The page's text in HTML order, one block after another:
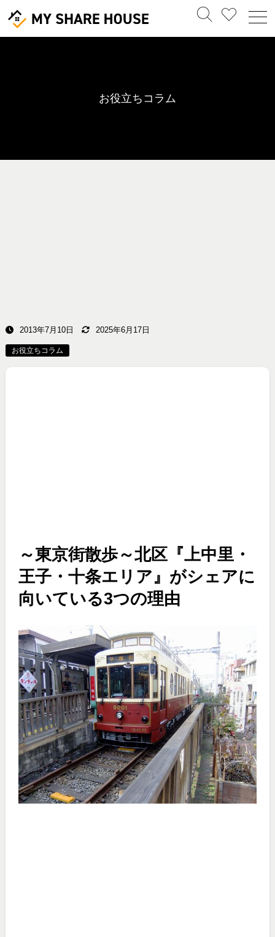
お役立ちコラム
2013年7月10日 2025年6月17日
お役立ちコラム
～東京街散歩～北区『上中里・
王子・十条エリア』がシェアに
向いている3つの理由